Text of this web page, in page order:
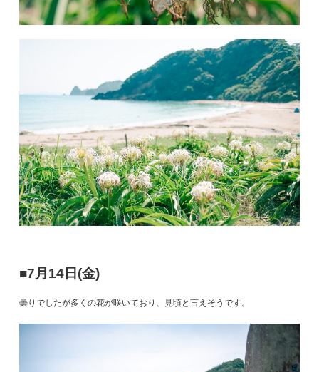
■7月14日(金)
曇りでしたが多くの花が咲いており、見頃と言えそうです。